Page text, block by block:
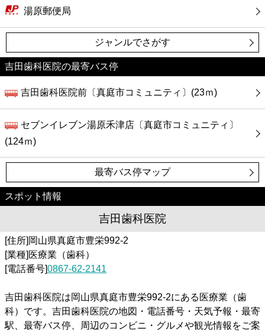
ショッピング
公共
湯原郵便局
ジャンルでさがす
吉田歯科医院の最寄バス停
吉田歯科医院前〔真庭市コミュニティ〕(23ｍ)
セブンイレブン湯原禾津店〔真庭市コミュニティ〕
(124ｍ)
最寄バス停マップ
スポット情報
吉田歯科医院
[住所]岡山県真庭市豊栄992-2
[業種]医療業（歯科）
[電話番号]0867-62-2141
吉田歯科医院は岡山県真庭市豊栄992-2にある医療業（歯
科）です。吉田歯科医院の地図・電話番号・天気予報・最寄
駅、最寄バス停、周辺のコンビニ・グルメや観光情報をご案